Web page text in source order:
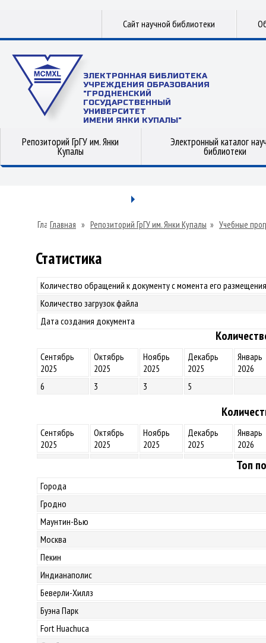
Сайт научной библиотеки
ЭЛЕКТРОННАЯ БИБЛИОТЕКА
УЧРЕЖДЕНИЯ ОБРАЗОВАНИЯ
"ГРОДНЕНСКИЙ
ГОСУДАРСТВЕННЫЙ
УНИВЕРСИТЕТ
ИМЕНИ ЯНКИ КУПАЛЫ"
Репозиторий ГрГУ им. Янки
Купалы
Электронный каталог
библиотеки
Главная » Репозиторий ГрГУ им. Янки Купалы » Учебные
Статистика
Количество обращений к документу с момента его
Количество загрузок файла
Дата создания документа
Сентябрь
2025
Октябрь
2025
Ноябрь
2025
Декабрь
2025
Январь
2026
6
3 3 5
Сентябрь
2025
Октябрь
2025
Ноябрь
2025
Декабрь
2025
Январь
2026
Топ
Города
Гродно
Маунтин-Вью
Москва
Пекин
Индианаполис
Беверли-Хиллз
Буэна Парк
Fort Huachuca